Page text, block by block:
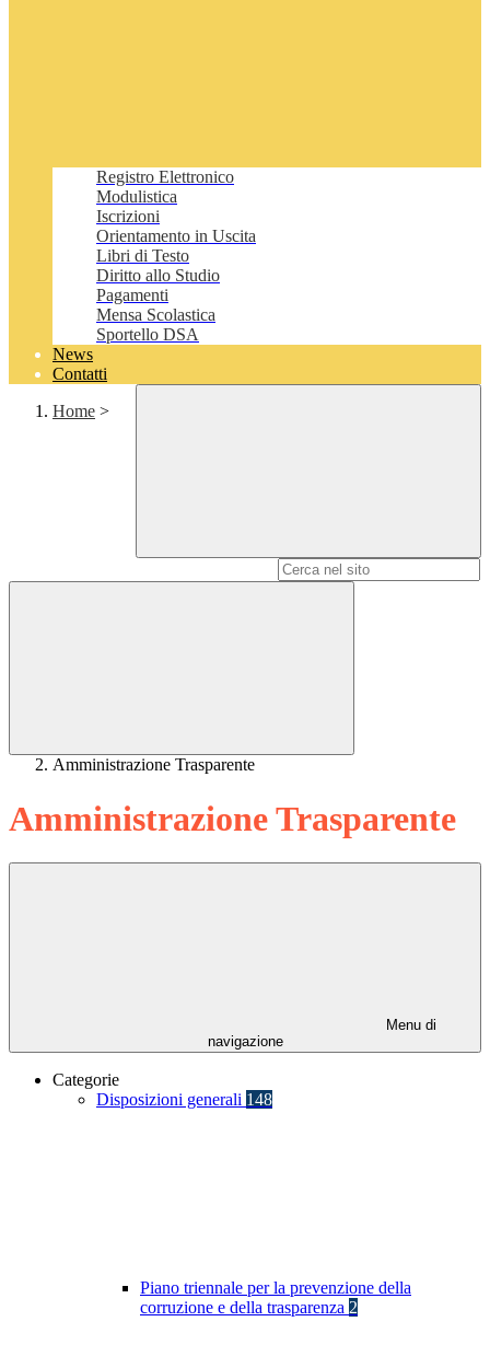
Registro Elettronico
Modulistica
Iscrizioni
Orientamento in Uscita
Libri di Testo
Diritto allo Studio
Pagamenti
Mensa Scolastica
Sportello DSA
News
Contatti
Home >
Amministrazione Trasparente
Amministrazione Trasparente
Menu di
navigazione
Categorie
Disposizioni generali 148
Piano triennale per la prevenzione della
corruzione e della trasparenza 2